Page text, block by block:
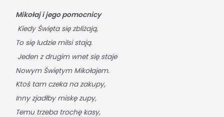
Mikołaj i jego pomocnicy
Kiedy Święta się zbliżają,
To się ludzie milsi stają.
Jeden z drugim wnet się staje
Nowym Świętym Mikołajem.
Ktoś tam czeka na zakupy,
Inny zjadłby miskę zupy,
Temu trzeba trochę kasy,